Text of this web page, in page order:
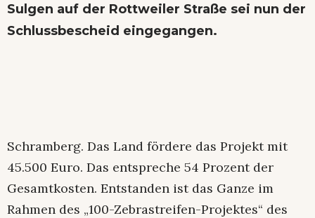
Sulgen auf der Rottweiler Straße sei nun der
Schlussbescheid eingegangen.
Schramberg. Das Land fördere das Projekt mit
45.500 Euro. Das entspreche 54 Prozent der
Gesamtkosten. Entstanden ist das Ganze im
Rahmen des „100-Zebrastreifen-Projektes“ des